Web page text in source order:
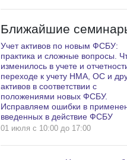
Ближайшие
Учет активов по новым ФСБУ:
практика и сложные вопросы.
изменилось в учете и
переходе к учету НМА, ОС и
активов в соответствии с
положениями новых ФСБУ.
Исправляем ошибки в
введенных в действие ФСБУ
01 июля c 10:00 до 17:00